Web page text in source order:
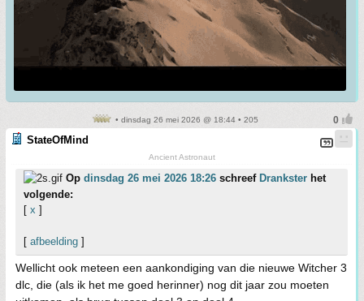
• dinsdag 26 mei 2026 @ 18:44 • 205
StateOfMind
Ancient Astronaut
Op dinsdag 26 mei 2026 18:26 schreef Drankster het
volgende:
[ x ]
[ afbeelding ]
Wellicht ook meteen een aankondiging van die nieuwe Witcher 3
dlc, die (als ik het me goed herinner) nog dit jaar zou moeten